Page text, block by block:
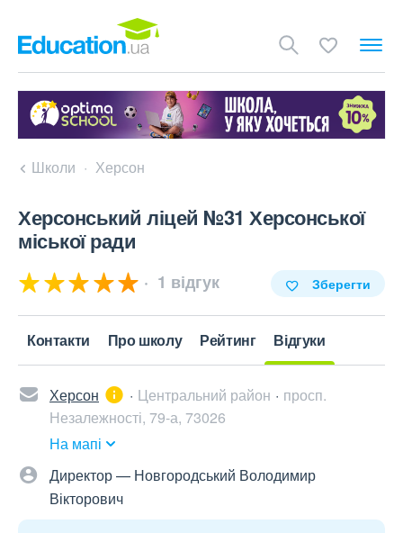
Школи Херсон
Херсонський ліцей №31 Херсонської
міської ради
1 відгук Зберегти
Контакти Про школу Рейтинг Відгуки
Херсон Центральний район
просп.
Незалежності, 79-а, 73026
На мапі
Директор — Новгородський Володимир
Вікторович